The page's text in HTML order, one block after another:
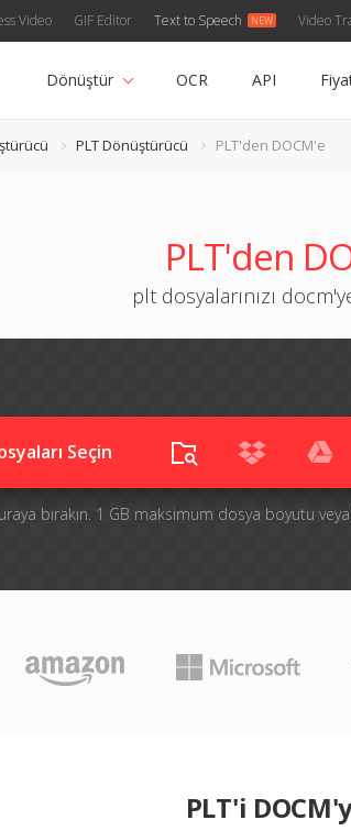
Video GIF Editor Text to Speech Video
Dönüştür OCR API
PLT Dönüştürücü PLT'den DOCM'e
PLT'den
plt dosyalarınızı
Seçin
bırakın. 1 GB maksimum dosya boyutu veya
PLT'i